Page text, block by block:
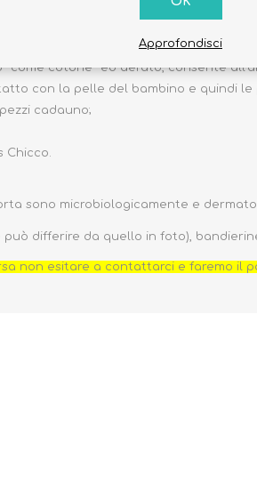
di modellarsi naturalmente al
cuscinetti “effetto 3D” dalla
cotone” ed aerato, consente
con la pelle del bambino e quindi
cadauno;
Chicco.
sono microbiologicamente e
differire da quello in foto),
non esitare a contattarci e faremo il
Approfondisci